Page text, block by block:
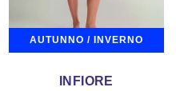
AUTUNNO / INVERNO
INFIORE